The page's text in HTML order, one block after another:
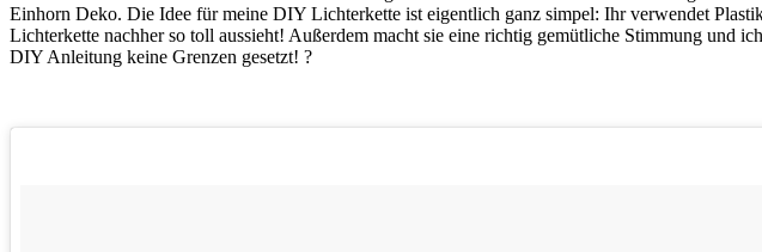
Einhorn Deko. Die Idee für meine DIY Lichterkette ist eigentlich ganz simpel: Ihr verwendet
Lichterkette nachher so toll aussieht! Außerdem macht sie eine richtig gemütliche Stimmung und
DIY Anleitung keine Grenzen gesetzt! ?